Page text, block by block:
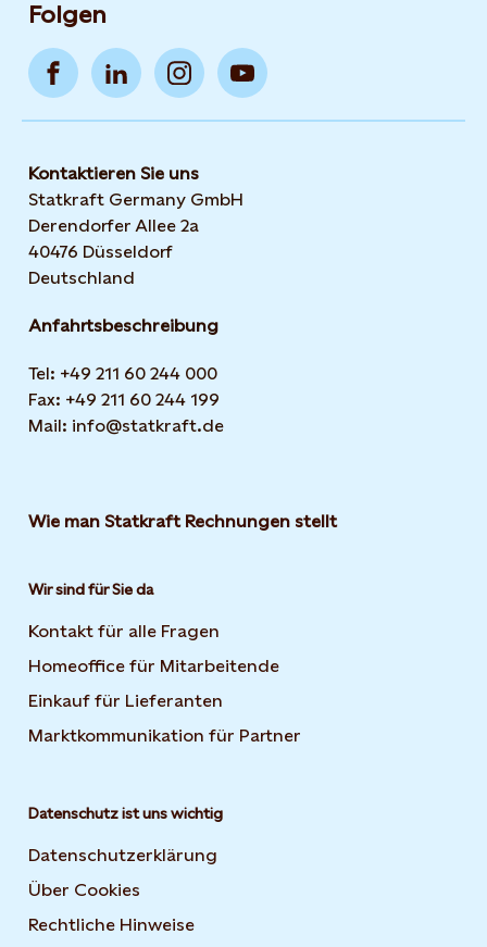
Folgen
Kontaktieren Sie uns
Statkraft Germany GmbH
Derendorfer Allee 2a
40476 Düsseldorf
Deutschland
Anfahrtsbeschreibung
Tel: +49 211 60 244 000
Fax: +49 211 60 244 199
Mail: info@statkraft.de
Wie man Statkraft Rechnungen stellt
Wir sind für Sie da
Kontakt für alle Fragen
Homeoffice für Mitarbeitende
Einkauf für Lieferanten
Marktkommunikation für Partner
Datenschutz ist uns wichtig
Datenschutzerklärung
Über Cookies
Rechtliche Hinweise